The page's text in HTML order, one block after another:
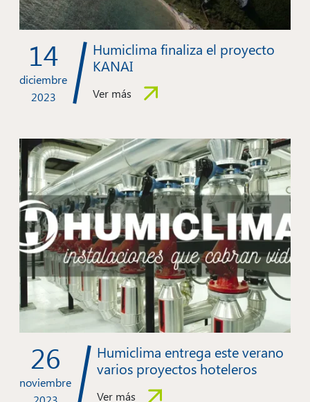
14
diciembre
2023
Humiclima finaliza el proyecto
KANAI
Ver más
26
noviembre
Humiclima entrega este verano
varios proyectos hoteleros
Ver más